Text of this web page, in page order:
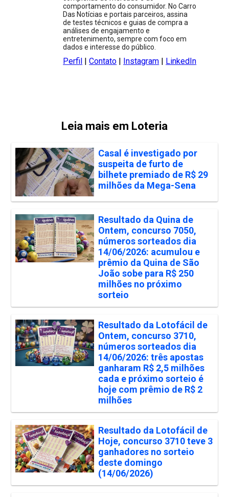
comportamento do consumidor. No Carro
Das Notícias e portais parceiros, assina
de testes técnicos e guias de compra a
análises de engajamento e
entretenimento, sempre com foco em
dados e interesse do público.
Perfil |Contato | Instagram | LinkedIn
Leia mais em Loteria
Casal é investigado por
suspeita de furto de
bilhete premiado de R$ 29
milhões da Mega-Sena
Resultado da Quina de
Ontem, concurso 7050,
números sorteados dia
14/06/2026: acumulou e
prêmio da Quina de São
João sobe para R$ 250
milhões no próximo
sorteio
Resultado da Lotofácil de
Ontem, concurso 3710,
números sorteados dia
14/06/2026: três apostas
ganharam R$ 2,5 milhões
cada e próximo sorteio é
hoje com prêmio de R$ 2
milhões
Resultado da Lotofácil de
Hoje, concurso 3710 teve 3
ganhadores no sorteio
deste domingo
(14/06/2026)